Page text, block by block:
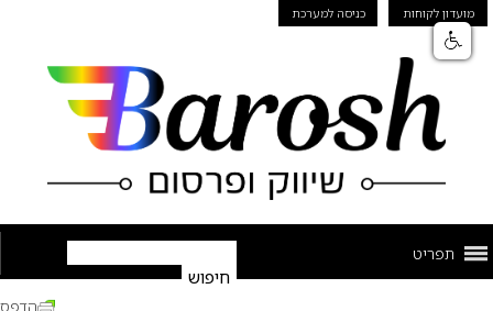
מועדון לקוחות כניסה למערכת
תפריט
הדפס